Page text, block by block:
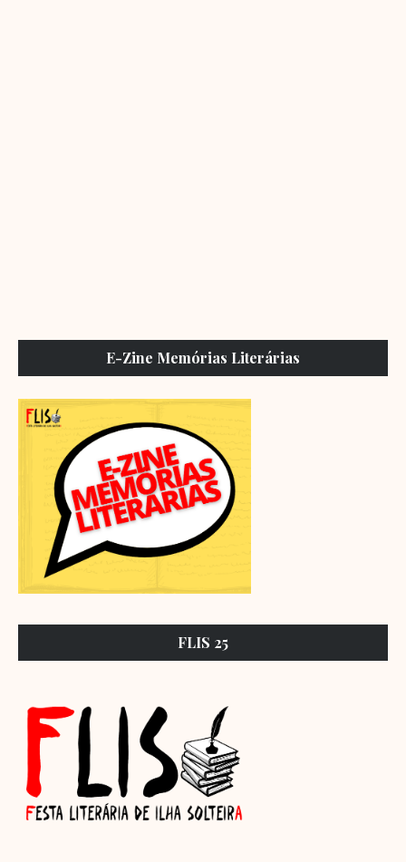
E-Zine Memórias Literárias
FLIS 25